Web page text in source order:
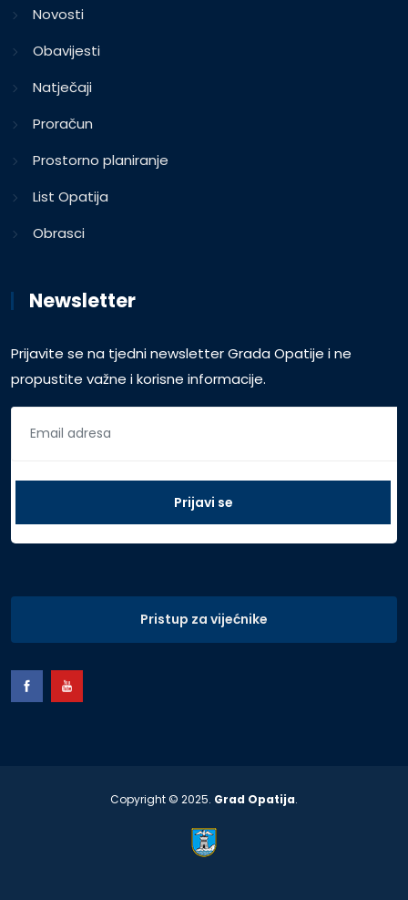
Novosti
Obavijesti
Natječaji
Proračun
Prostorno planiranje
List Opatija
Obrasci
Newsletter
Prijavite se na tjedni newsletter Grada Opatije i ne
propustite važne i korisne informacije.
Pristup za vijećnike
Copyright © 2025. Grad Opatija.